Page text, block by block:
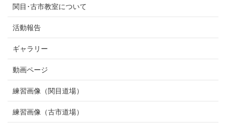
関目･古市教室について
活動報告
ギャラリー
動画ページ
練習画像（関目道場）
練習画像（古市道場）